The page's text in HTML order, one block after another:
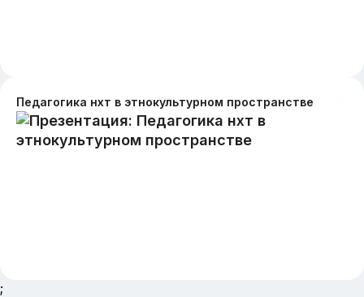
Педагогика нхт в этнокультурном пространстве
;